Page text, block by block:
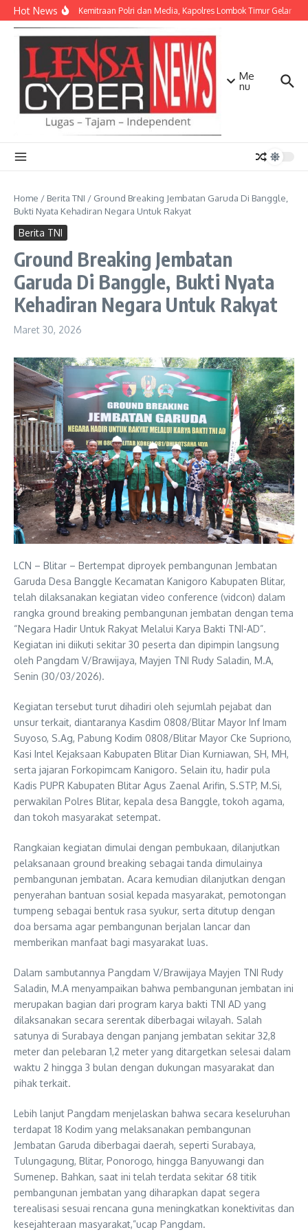
Lewati ke konten
Hot NewsPerkuat Kemitraan Polri dan Media, Kapolres Lombok Timur Gelar
Me
nu
Home / Berita TNI / Ground Breaking Jembatan Garuda Di Banggle,
Bukti Nyata Kehadiran Negara Untuk Rakyat
Berita TNI
Ground Breaking Jembatan
Garuda Di Banggle, Bukti Nyata
Kehadiran Negara Untuk Rakyat
Maret 30, 2026
LCN – Blitar – Bertempat diproyek pembangunan Jembatan
Garuda Desa Banggle Kecamatan Kanigoro Kabupaten Blitar,
telah dilaksanakan kegiatan video conference (vidcon) dalam
rangka ground breaking pembangunan jembatan dengan tema
“Negara Hadir Untuk Rakyat Melalui Karya Bakti TNI-AD”.
Kegiatan ini diikuti sekitar 30 peserta dan dipimpin langsung
oleh Pangdam V/Brawijaya, Mayjen TNI Rudy Saladin, M.A,
Senin (30/03/2026).
Kegiatan tersebut turut dihadiri oleh sejumlah pejabat dan
unsur terkait, diantaranya Kasdim 0808/Blitar Mayor Inf Imam
Suyoso, S.Ag, Pabung Kodim 0808/Blitar Mayor Cke Supriono,
Kasi Intel Kejaksaan Kabupaten Blitar Dian Kurniawan, SH, MH,
serta jajaran Forkopimcam Kanigoro. Selain itu, hadir pula
Kadis PUPR Kabupaten Blitar Agus Zaenal Arifin, S.STP, M.Si,
perwakilan Polres Blitar, kepala desa Banggle, tokoh agama,
dan tokoh masyarakat setempat.
Rangkaian kegiatan dimulai dengan pembukaan, dilanjutkan
pelaksanaan ground breaking sebagai tanda dimulainya
pembangunan jembatan. Acara kemudian dilanjutkan dengan
penyerahan bantuan sosial kepada masyarakat, pemotongan
tumpeng sebagai bentuk rasa syukur, serta ditutup dengan
doa bersama agar pembangunan berjalan lancar dan
memberikan manfaat bagi masyarakat luas.
Dalam sambutannya Pangdam V/Brawijaya Mayjen TNI Rudy
Saladin, M.A menyampaikan bahwa pembangunan jembatan ini
merupakan bagian dari program karya bakti TNI AD yang
dilaksanakan secara serentak diberbagai wilayah. Salah
satunya di Surabaya dengan panjang jembatan sekitar 32,8
meter dan pelebaran 1,2 meter yang ditargetkan selesai dalam
waktu 2 hingga 3 bulan dengan dukungan masyarakat dan
pihak terkait.
Lebih lanjut Pangdam menjelaskan bahwa secara keseluruhan
terdapat 18 Kodim yang melaksanakan pembangunan
Jembatan Garuda diberbagai daerah, seperti Surabaya,
Tulungagung, Blitar, Ponorogo, hingga Banyuwangi dan
Sumenep. Bahkan, saat ini telah terdata sekitar 68 titik
pembangunan jembatan yang diharapkan dapat segera
terealisasi sesuai rencana guna meningkatkan konektivitas dan
kesejahteraan masyarakat,”ucap Pangdam.